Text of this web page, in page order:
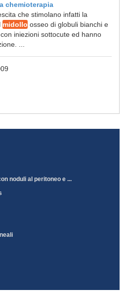
chemioterapia
che stimolano infatti la
midollo osseo di globuli bianchi e
iniezioni sottocute ed hanno
...
noduli al peritoneo e ...